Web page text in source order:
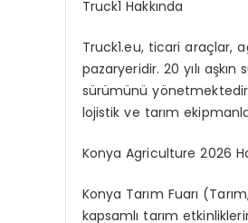
Truck1 Hakkında
Truck1.eu, ticari araçlar, a
pazaryeridir. 20 yılı aşkın s
sürümünüyönetmektedir
lojistik ve tarım
KonyaAgriculture 2026
Konya Tarım Fuarı (Tarı
kapsamlı tarım